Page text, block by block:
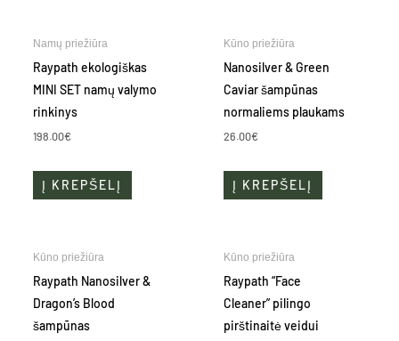
Namų priežiūra
Raypath ekologiškas
MINI SET namų valymo
rinkinys
198.00€
Į KREPŠELĮ
Kūno priežiūra
Nanosilver & Green
Caviar šampūnas
normaliems plaukams
26.00€
Į KREPŠELĮ
Kūno priežiūra
Raypath Nanosilver &
Dragon’s Blood
šampūnas
Kūno priežiūra
Raypath “Face
Cleaner” pilingo
pirštinaitė veidui